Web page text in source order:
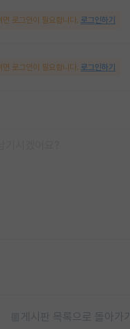
면 로그인이 필요합니다. 로그인하기
면 로그인이 필요합니다. 로그인하기
게시판 목록으로 돌아가기